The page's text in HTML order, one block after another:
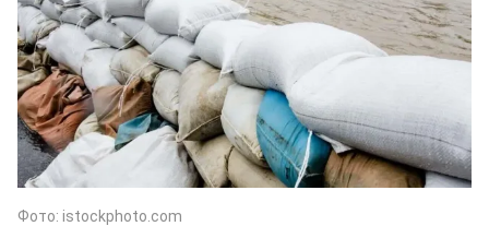
Фото: istockphoto.com